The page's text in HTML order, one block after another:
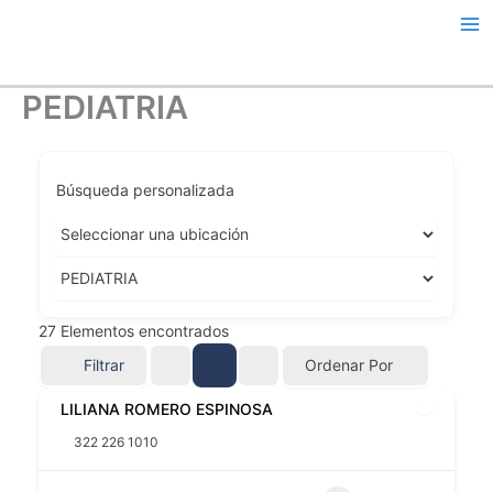
PEDIATRIA
Búsqueda personalizada
27 Elementos encontrados
Filtrar
Ordenar Por
LILIANA ROMERO ESPINOSA
322 226 1010